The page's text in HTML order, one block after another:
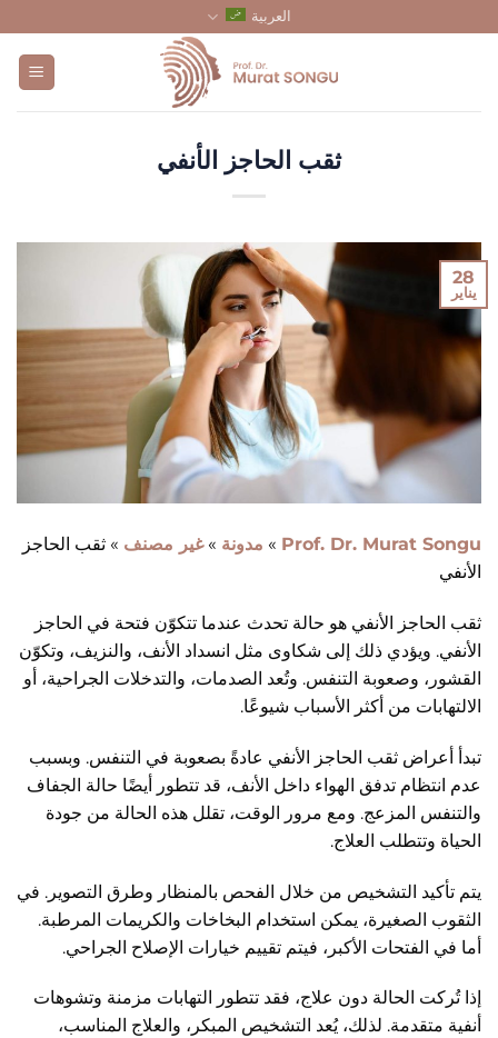
العربية
ثقب الحاجز الأنفي
28
يناير
Prof. Dr. Murat Songu
» مدونة »غير مصنف » ثقب الحاجز
الأنفي
ثقب الحاجز الأنفي هو حالة تحدث عندما تتكوّن فتحة في الحاجز
الأنفي. ويؤدي ذلك إلى شكاوى مثل انسداد الأنف، والنزيف، وتكوّن
القشور، وصعوبة التنفس. وتُعد الصدمات، والتدخلات الجراحية، أو
الالتهابات من أكثر الأسباب شيوعًا.
تبدأ أعراض ثقب الحاجز الأنفي عادةً بصعوبة في التنفس. وبسبب
عدم انتظام تدفق الهواء داخل الأنف، قد تتطور أيضًا حالة الجفاف
والتنفس المزعج. ومع مرور الوقت، تقلل هذه الحالة من جودة
الحياة وتتطلب العلاج.
يتم تأكيد التشخيص من خلال الفحص بالمنظار وطرق التصوير. في
الثقوب الصغيرة، يمكن استخدام البخاخات والكريمات المرطبة.
أما في الفتحات الأكبر، فيتم تقييم خيارات الإصلاح الجراحي.
إذا تُركت الحالة دون علاج، فقد تتطور التهابات مزمنة وتشوهات
أنفية متقدمة. لذلك، يُعد التشخيص المبكر، والعلاج المناسب،